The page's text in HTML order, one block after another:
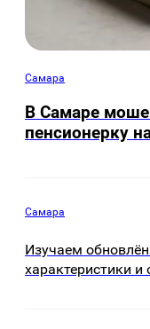
Самара
В Самаре
пенсионерку
Самара
Изучаем
характеристики